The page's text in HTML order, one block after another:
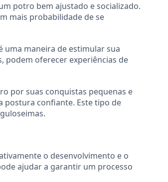
potro bem ajustado e socializado.
mais probabilidade de se
uma maneira de estimular sua
podem oferecer experiências de
por suas conquistas pequenas e
postura confiante. Este tipo de
o desenvolvimento e o
ajudar a garantir um processo